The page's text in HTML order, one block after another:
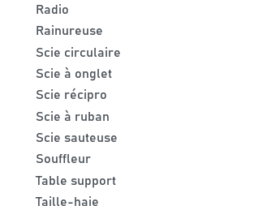
Radio
Rainureuse
Scie circulaire
Scie à onglet
Scie récipro
Scie à ruban
Scie sauteuse
Souffleur
Table support
Taille-haie